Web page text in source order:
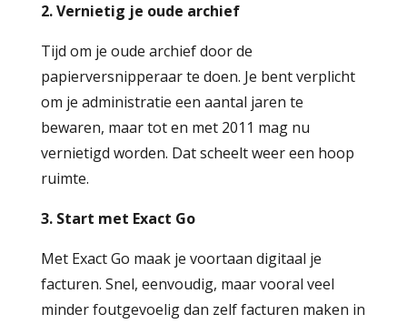
2. Vernietig je oude archief
Tijd om je oude archief door de
papierversnipperaar te doen. Je bent verplicht
om je administratie een aantal jaren te
bewaren, maar tot en met 2011 mag nu
vernietigd worden. Dat scheelt weer een hoop
ruimte.
3. Start met Exact Go
Met Exact Go maak je voortaan digitaal je
facturen. Snel, eenvoudig, maar vooral veel
minder foutgevoelig dan zelf facturen maken in